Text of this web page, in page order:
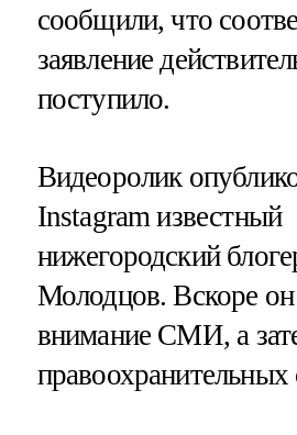
сообщили, что
заявление
поступило.
Видеоролик
Instagram известный
нижегородский
Молодцов. Вскоре
внимание СМИ, а
правоохранительных